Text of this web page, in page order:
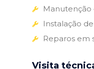
Manutenção
Instalação
Reparos em
Visita